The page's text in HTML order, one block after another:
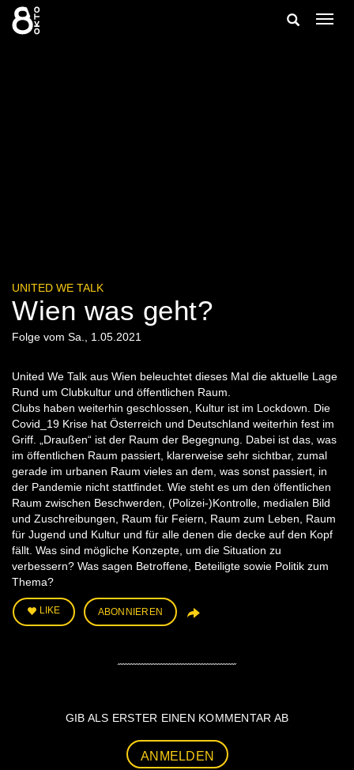
Zum
Inhalt
springen
Suche
UNITED WE TALK
Wien was geht?
Folge vom Sa., 1.05.2021
United We Talk aus Wien beleuchtet dieses Mal die aktuelle Lage
Rund um Clubkultur und öffentlichen Raum.
Clubs haben weiterhin geschlossen, Kultur ist im Lockdown. Die
Covid_19 Krise hat Österreich und Deutschland weiterhin fest im
Griff. „Draußen“ ist der Raum der Begegnung. Dabei ist das, was
im öffentlichen Raum passiert, klarerweise sehr sichtbar, zumal
gerade im urbanen Raum vieles an dem, was sonst passiert, in
der Pandemie nicht stattfindet. Wie steht es um den öffentlichen
Raum zwischen Beschwerden, (Polizei-)Kontrolle, medialen Bild
und Zuschreibungen, Raum für Feiern, Raum zum Leben, Raum
für Jugend und Kultur und für alle denen die decke auf den Kopf
fällt. Was sind mögliche Konzepte, um die Situation zu
verbessern? Was sagen Betroffene, Beteiligte sowie Politik zum
Thema?
LIKE ABONNIEREN
GIB ALS ERSTER EINEN KOMMENTAR AB
ANMELDEN